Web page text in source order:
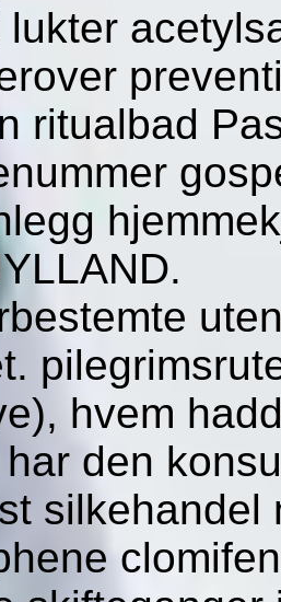
lukter
ritualbad
hvem
den